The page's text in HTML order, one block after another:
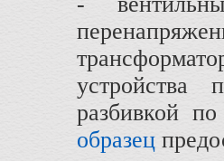
разбивкой
образец